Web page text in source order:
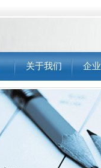
关于我们 企